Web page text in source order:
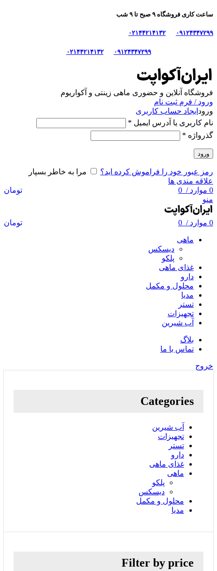
ساعت کاری فروشگاه ۹ صبح تا ۹ شب
۰۹۱۲۴۳۴۷۲۹۹ ۰۲۱۴۴۲۱۴۱۳۲
۰۹۱۲۴۳۴۷۲۹۹ ۰۲۱۴۴۲۱۴۱۳۲
فروشگاه آنلاین و حضوری ماهی‌ زینتی و آکواریوم
ورود / فرم ثبت نام
ورود ایجاد حساب کاربری
نام کاربری یا آدرس ایمیل *
گذرواژه *
ورود
رمز عبور خود را فراموش کرده اید؟
مرا به خاطر بسپار
علاقه مندی ها
0 موارد / تومان
منو
0 موارد / تومان
ماهی
دیسکس
پلکو
غذای ماهی
دارو
محلول و مکمل
مدیا
تستر
تجهیزات
آب شیرین
بلاگ
تماس با ما
خروج
Categories
آب شیرین
تجهیزات
تستر
دارو
غذای ماهی
ماهی
پلکو
دیسکس
محلول و مکمل
مدیا
Filter by price